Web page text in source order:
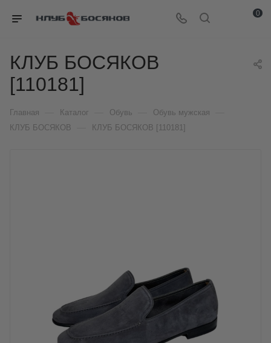
0
КЛУБ БОСЯКОВ
[110181]
Главная Каталог Обувь Обувь мужская
КЛУБ БОСЯКОВ КЛУБ БОСЯКОВ [110181]